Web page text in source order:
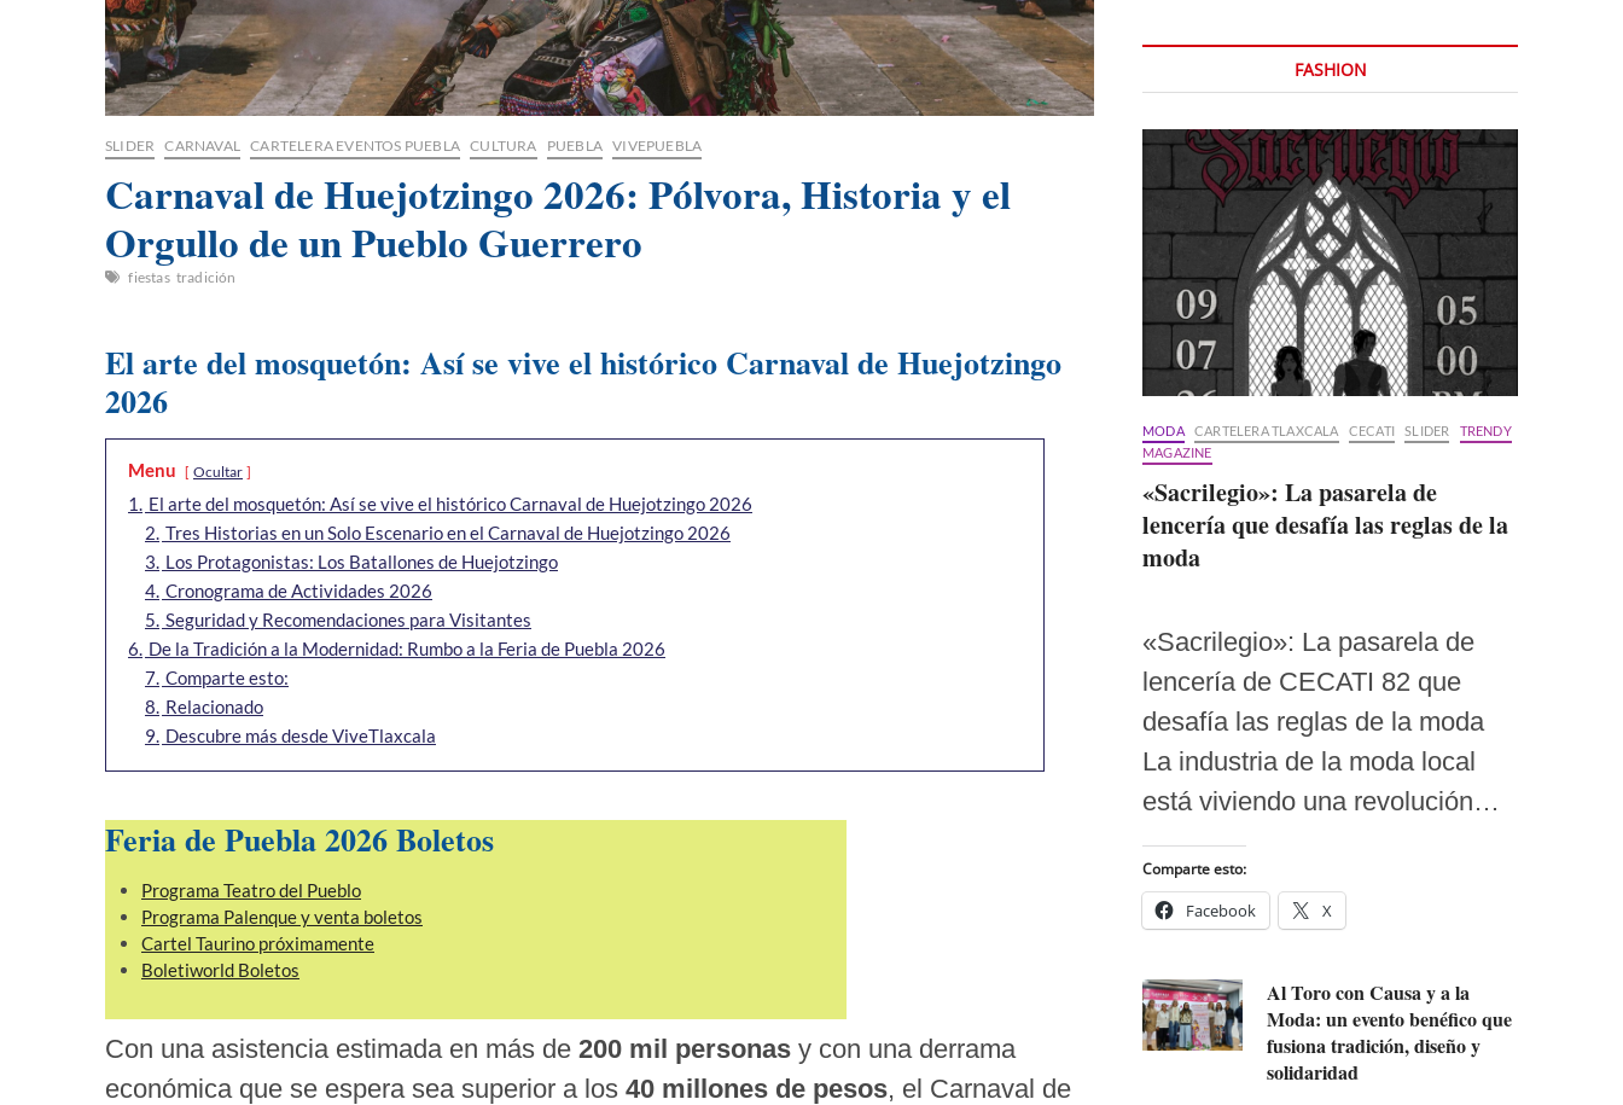
SLIDER CARNAVAL CARTELERA EVENTOS PUEBLA CULTURA PUEBLA VIVEPUEBLA
Carnaval de Huejotzingo 2026: Pólvora, Historia y el
Orgullo de un Pueblo Guerrero
fiestas tradición
El arte del mosquetón: Así se vive el histórico Carnaval de Huejotzingo
2026
Menu Ocultar
1. El arte del mosquetón: Así se vive el histórico Carnaval de Huejotzingo 2026
2. Tres Historias en un Solo Escenario en el Carnaval de Huejotzingo 2026
3. Los Protagonistas: Los Batallones de Huejotzingo
4. Cronograma de Actividades 2026
5. Seguridad y Recomendaciones para Visitantes
6. De la Tradición a la Modernidad: Rumbo a la Feria de Puebla 2026
7. Comparte esto:
8. Relacionado
9. Descubre más desde ViveTlaxcala
Feria de Puebla 2026 Boletos
Programa Teatro del Pueblo
Programa Palenque y venta boletos
Cartel Taurino próximamente
Boletiworld Boletos
Con una asistencia estimada en más de 200 mil personas y con una derrama
económica que se espera sea superior a los 40 millones de pesos, el Carnaval de
FASHION
MODA CARTELERA TLAXCALA CECATI SLIDER
TRENDY
MAGAZINE
«Sacrilegio»: La pasarela de
lencería que desafía las reglas de la
moda
«Sacrilegio»: La pasarela de
lencería de CECATI 82 que
desafía las reglas de la moda
La industria de la moda local
está viviendo una revolución…
Comparte esto:
Facebook X
Al Toro con Causa y a la
Moda: un evento benéfico que
fusiona tradición, diseño y
solidaridad